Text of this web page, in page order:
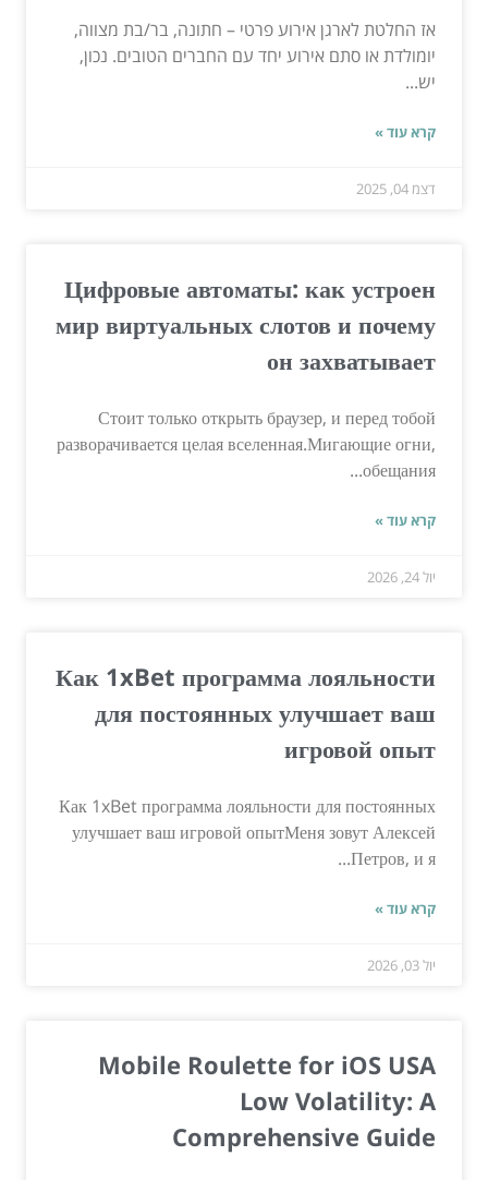
אז החלטת לארגן אירוע פרטי – חתונה, בר/בת מצווה,
יומולדת או סתם אירוע יחד עם החברים הטובים. נכון,
יש...
קרא עוד »
דצמ 04, 2025
Цифровые автоматы: как устроен
мир виртуальных слотов и почему
он захватывает
Стоит только открыть браузер, и перед тобой
разворачивается целая вселенная.Мигающие огни,
обещания...
קרא עוד »
יול 24, 2026
Как 1xBet программа лояльности
для постоянных улучшает ваш
игровой опыт
Как 1xBet программа лояльности для постоянных
улучшает ваш игровой опытМеня зовут Алексей
Петров, и я...
קרא עוד »
יול 03, 2026
Mobile Roulette for iOS USA
Low Volatility: A
Comprehensive Guide